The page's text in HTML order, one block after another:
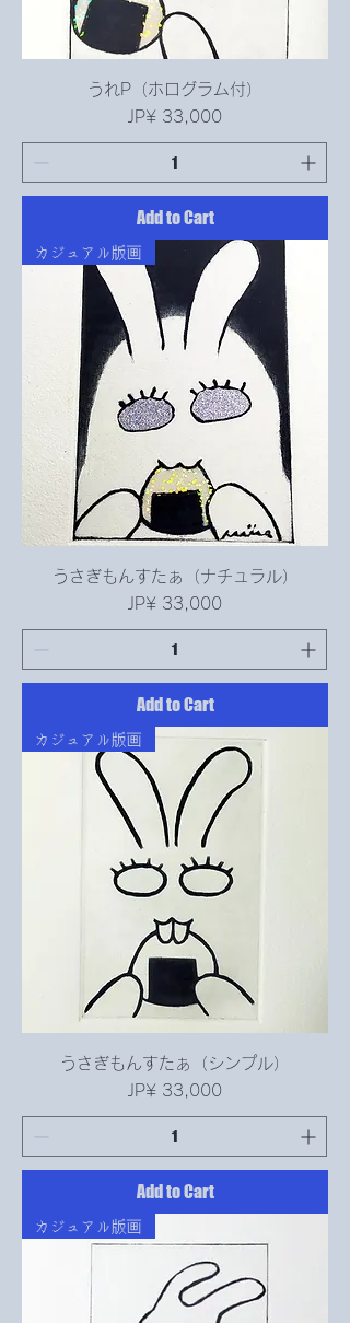
うれP（ホログラム付）
Price
JP¥ 33,000
Add to Cart
カジュアル版画
うさぎもんすたぁ（ナチュラル）
Price
JP¥ 33,000
Add to Cart
カジュアル版画
うさぎもんすたぁ（シンプル）
Price
JP¥ 33,000
Add to Cart
カジュアル版画